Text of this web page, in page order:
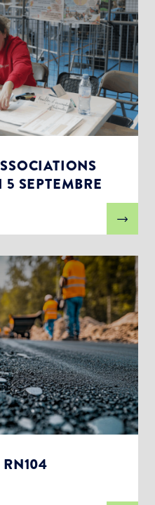
SEPTEMBRE